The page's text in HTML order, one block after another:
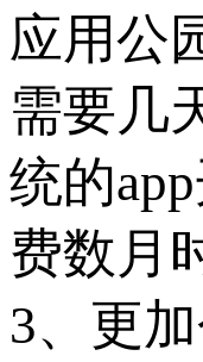
应用公
需要几
统的
费数月
3、更